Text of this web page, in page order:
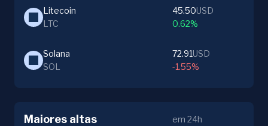
Litecoin
LTC
45.50USD
0.62%
Solana
SOL
72.91USD
-1.55%
Maiores altas em 24h